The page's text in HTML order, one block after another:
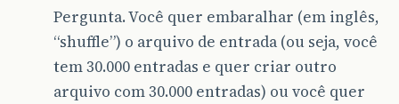
Pergunta. Você quer embaralhar (em inglês,
“shuffle”) o arquivo de entrada (ou seja, você
tem 30.000 entradas e quer criar outro
arquivo com 30.000 entradas) ou você quer